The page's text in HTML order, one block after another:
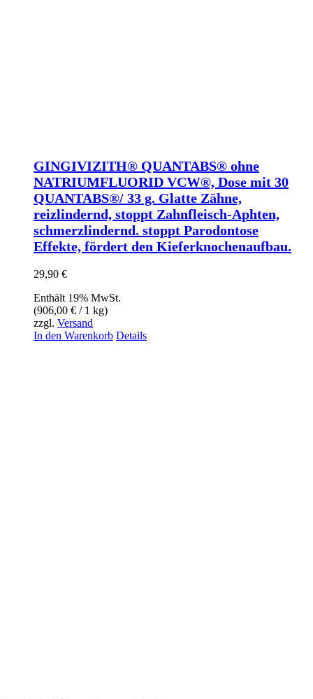
GINGIVIZITH® QUANTABS® ohne
NATRIUMFLUORID VCW®, Dose mit 30
QUANTABS®/ 33 g. Glatte Zähne,
reizlindernd, stoppt Zahnfleisch-Aphten,
schmerzlindernd. stoppt Parodontose
Effekte, fördert den Kieferknochenaufbau.
29,90 €
Enthält 19% MwSt.
(906,00 € / 1 kg)
zzgl. Versand
In den Warenkorb Details